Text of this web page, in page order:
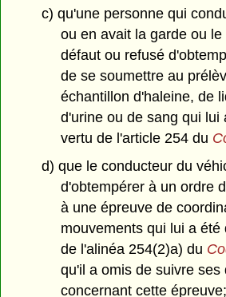
c) qu'une personne qui
ou en avait la garde ou
défaut ou refusé
de se soumettre au
échantillon d'haleine, de
d'urine ou de sang qui lui
vertu de l'article 254 du
d) que le conducteur du
d'obtempérer à un ordre
à une épreuve de
mouvements qui lui a été
de l'alinéa 254(2)a) du
qu'il a omis de suivre ses
concernant cette épreuve;